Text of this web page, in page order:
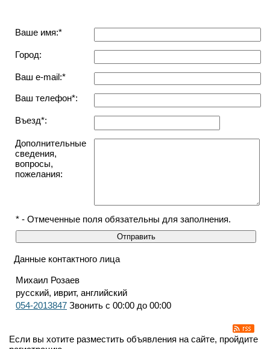
Ваше имя:*
Город:
Ваш e-mail:*
Ваш телефон*:
Въезд*:
Дополнительные
сведения,
вопросы,
пожелания:
* - Отмеченные поля обязательны для заполнения.
Данные контактного лица
Михаил Розаев
русский, иврит, английский
054-2013847 Звонить с 00:00 до 00:00
Если вы хотите разместить объявления на сайте, пройдите